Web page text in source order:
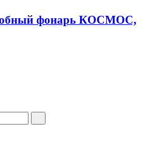
фонарь КОСМОС,